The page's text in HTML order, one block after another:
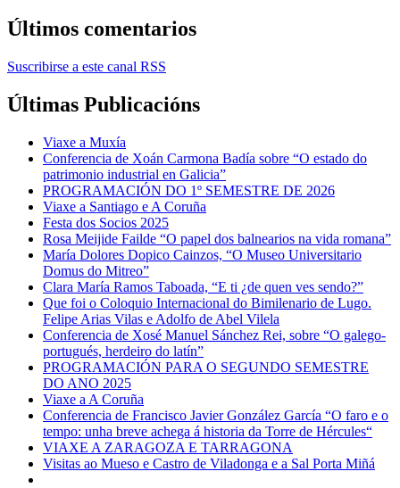
Últimos comentarios
Suscribirse a este canal RSS
Últimas Publicacións
Viaxe a Muxía
Conferencia de Xoán Carmona Badía sobre “O estado do
patrimonio industrial en Galicia”
PROGRAMACIÓN DO 1º SEMESTRE DE 2026
Viaxe a Santiago e A Coruña
Festa dos Socios 2025
Rosa Meijide Failde “O papel dos balnearios na vida romana”
María Dolores Dopico Cainzos, “O Museo Universitario
Domus do Mitreo”
Clara María Ramos Taboada, “E ti ¿de quen ves sendo?”
Que foi o Coloquio Internacional do Bimilenario de Lugo.
Felipe Arias Vilas e Adolfo de Abel Vilela
Conferencia de Xosé Manuel Sánchez Rei, sobre “O galego-
portugués, herdeiro do latín”
PROGRAMACIÓN PARA O SEGUNDO SEMESTRE
DO ANO 2025
Viaxe a A Coruña
Conferencia de Francisco Javier González García “O faro e o
tempo: unha breve achega á historia da Torre de Hércules“
VIAXE A ZARAGOZA E TARRAGONA
Visitas ao Mueso e Castro de Viladonga e a Sal Porta Miñá